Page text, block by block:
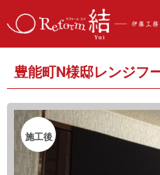
豊能町N様邸レンジフ
施工後